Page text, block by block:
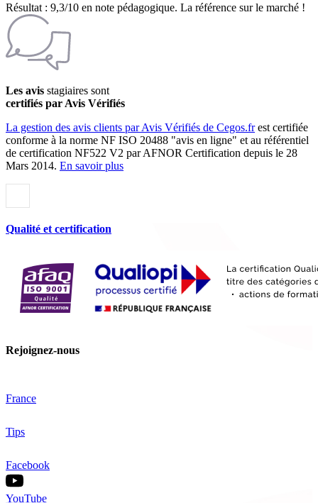
Résultat : 9,3/10 en note pédagogique. La référence sur le marché !
Les avis stagiaires sont
certifiés par Avis Vérifiés
La gestion des avis clients par Avis Vérifiés de Cegos.frest certifiée
conforme à la norme NF ISO 20488 "avis en ligne" et au référentiel
de certification NF522 V2 par AFNOR Certification depuis le 28
Mars 2014. En savoir plus
Qualité et certification
Rejoignez-nous
France
Tips
Facebook
YouTube